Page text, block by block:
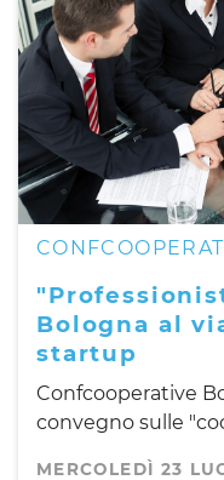
Bologna al
startup
Confcooperative
convegno sulle
MERCOLEDÌ 23